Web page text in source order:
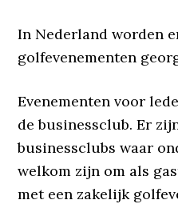
In Nederland worden
golfevenementen
Evenementen voor
de businessclub. Er
businessclubs waar
welkom zijn om als
met een zakelijk